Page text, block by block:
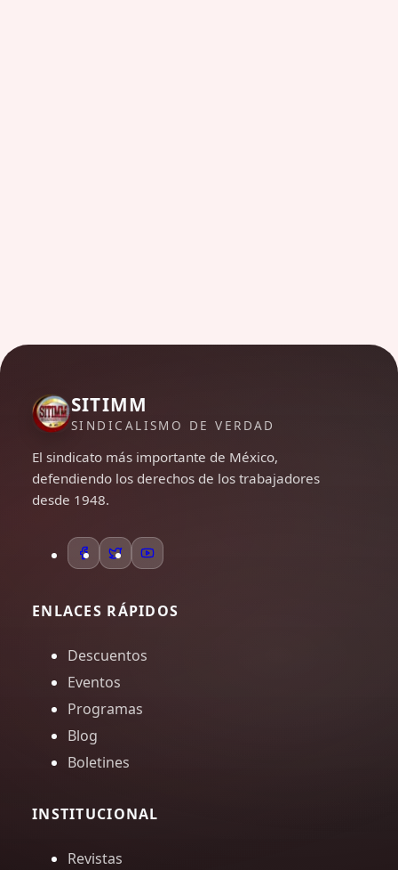
SITIMM
SINDICALISMO DE VERDAD
El sindicato más importante de México,
defendiendo los derechos de los trabajadores
desde 1948.
ENLACES RÁPIDOS
Descuentos
Eventos
Programas
Blog
Boletines
INSTITUCIONAL
Revistas